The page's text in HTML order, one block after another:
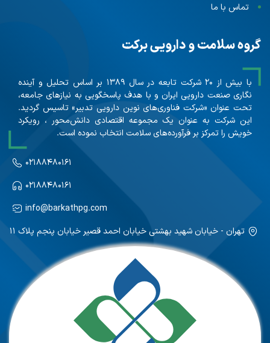
تماس با ما
گروه سلامت و دارویی برکت
با بیش از ۲۰ شرکت تابعه در سال ۱۳۸۹ بر اساس تحلیل و آینده
نگاری صنعت دارویی ایران و با هدف پاسخگویی به نیازهای جامعه،
تحت عنوان «شرکت فناوری‌های نوین دارویی تدبیر» تاسیس گردید.
این شرکت به عنوان یک مجموعه اقتصادی دانش‌محور ، رویکرد
خویش را تمرکز بر فرآورده‌های سلامت انتخاب نموده است.
۰۲۱۸۸۴۸۰۱۶۱
۰۲۱۸۸۴۸۰۱۶۱
info@barkathpg.com
تهران - خیابان شهید بهشتی خیابان احمد قصیر خیابان پنجم پلاک ۱۱